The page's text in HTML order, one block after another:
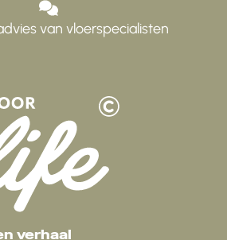
van vloerspecialisten
verhaal